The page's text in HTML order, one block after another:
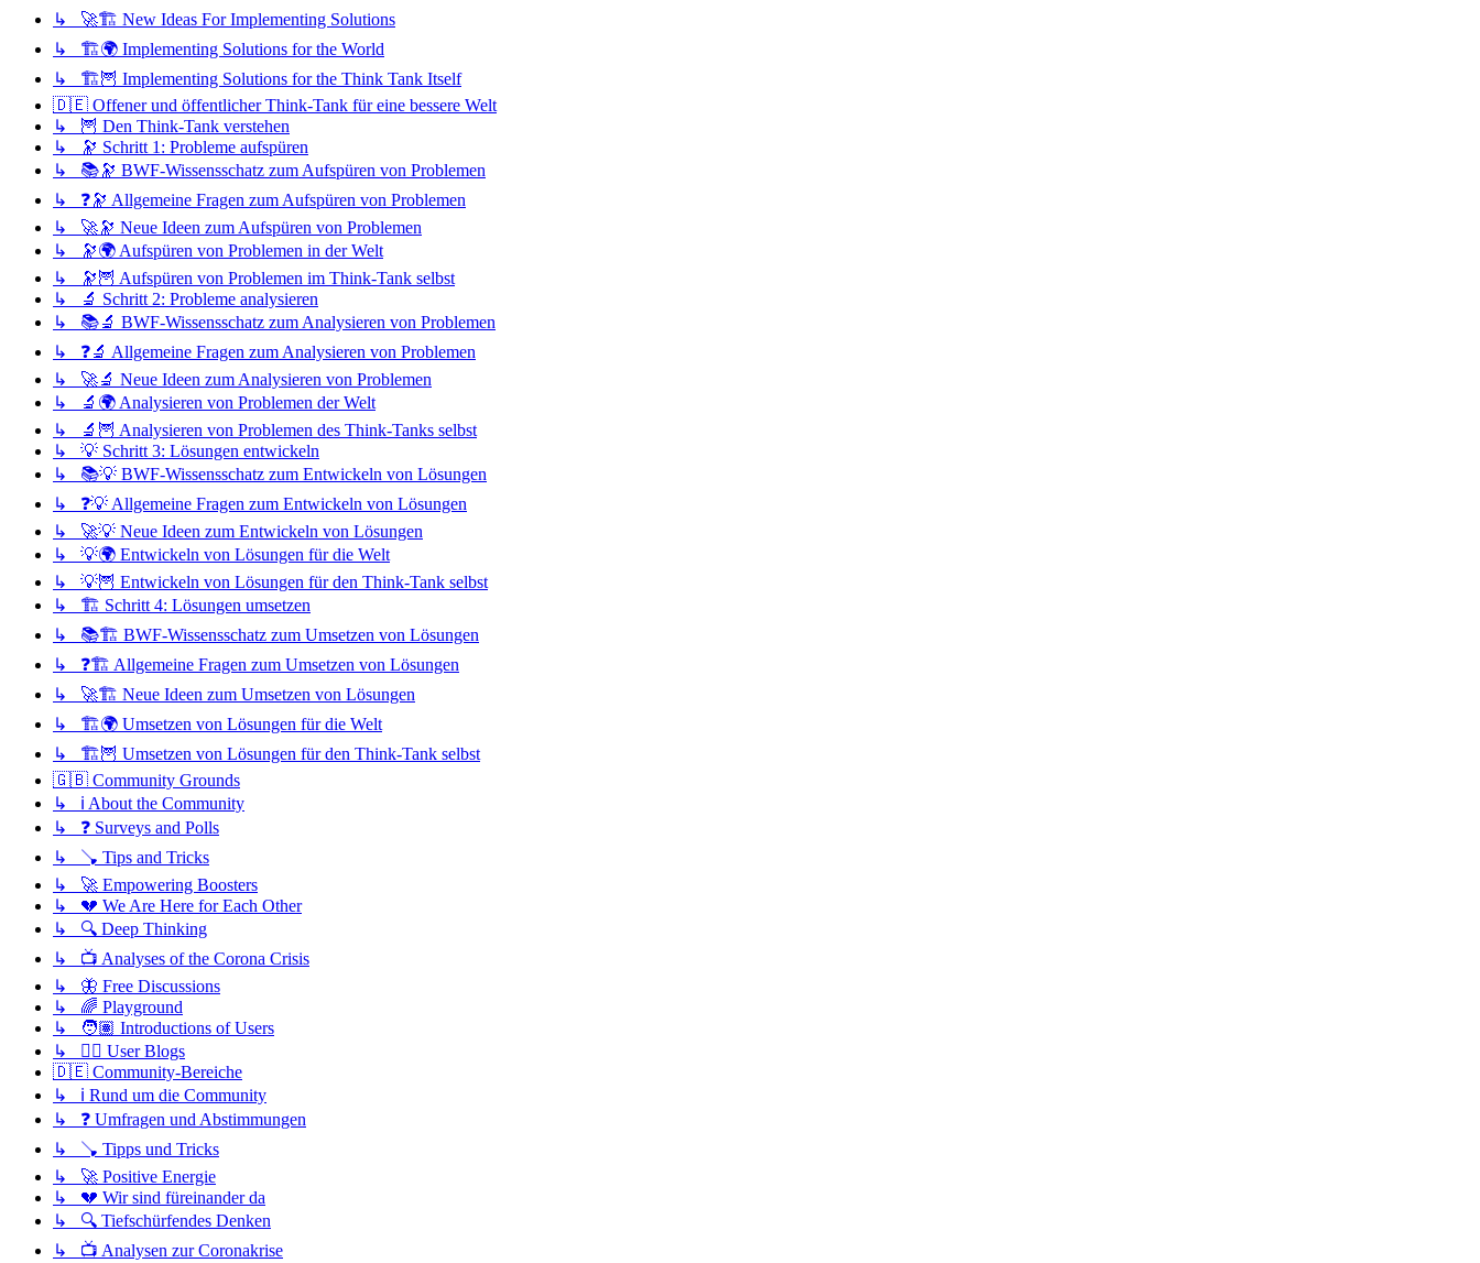
↳ 🚀🏗️ New Ideas For Implementing Solutions
↳ 🏗️🌍 Implementing Solutions for the World
↳ 🏗️🦉 Implementing Solutions for the Think Tank Itself
🇩🇪 Offener und öffentlicher Think-Tank für eine bessere Welt
↳ 🦉 Den Think-Tank verstehen
↳ 🔭 Schritt 1: Probleme aufspüren
↳ 📚🔭 BWF-Wissensschatz zum Aufspüren von Problemen
↳ ❓🔭 Allgemeine Fragen zum Aufspüren von Problemen
↳ 🚀🔭 Neue Ideen zum Aufspüren von Problemen
↳ 🔭🌍 Aufspüren von Problemen in der Welt
↳ 🔭🦉 Aufspüren von Problemen im Think-Tank selbst
↳ 🔬 Schritt 2: Probleme analysieren
↳ 📚🔬 BWF-Wissensschatz zum Analysieren von Problemen
↳ ❓🔬 Allgemeine Fragen zum Analysieren von Problemen
↳ 🚀🔬 Neue Ideen zum Analysieren von Problemen
↳ 🔬🌍 Analysieren von Problemen der Welt
↳ 🔬🦉 Analysieren von Problemen des Think-Tanks selbst
↳ 💡 Schritt 3: Lösungen entwickeln
↳ 📚💡 BWF-Wissensschatz zum Entwickeln von Lösungen
↳ ❓💡 Allgemeine Fragen zum Entwickeln von Lösungen
↳ 🚀💡 Neue Ideen zum Entwickeln von Lösungen
↳ 💡🌍 Entwickeln von Lösungen für die Welt
↳ 💡🦉 Entwickeln von Lösungen für den Think-Tank selbst
↳ 🏗️ Schritt 4: Lösungen umsetzen
↳ 📚🏗️ BWF-Wissensschatz zum Umsetzen von Lösungen
↳ ❓🏗️ Allgemeine Fragen zum Umsetzen von Lösungen
↳ 🚀🏗️ Neue Ideen zum Umsetzen von Lösungen
↳ 🏗️🌍 Umsetzen von Lösungen für die Welt
↳ 🏗️🦉 Umsetzen von Lösungen für den Think-Tank selbst
🇬🇧 Community Grounds
↳ ℹ️ About the Community
↳ ❓ Surveys and Polls
↳ 🪠 Tips and Tricks
↳ 🚀 Empowering Boosters
↳ 💔 We Are Here for Each Other
↳ 🔍 Deep Thinking
↳ 📺 Analyses of the Corona Crisis
↳ 🦋 Free Discussions
↳ 🌈 Playground
↳ 🧑🏽 Introductions of Users
↳ ✍🏽 User Blogs
🇩🇪 Community-Bereiche
↳ ℹ️ Rund um die Community
↳ ❓ Umfragen und Abstimmungen
↳ 🪠 Tipps und Tricks
↳ 🚀 Positive Energie
↳ 💔 Wir sind füreinander da
↳ 🔍 Tiefschürfendes Denken
↳ 📺 Analysen zur Coronakrise